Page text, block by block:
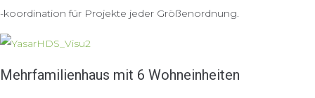
-koordination für Projekte jeder Größenordnung.
Mehrfamilienhaus mit 6 Wohneinheiten